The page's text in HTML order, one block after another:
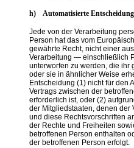
h) Automatisierte
Jede von der Verarbeitung
Person hat das vom
gewährte Recht, nicht einer
Verarbeitung — einschließlich
unterworfen zu werden, die ihr
oder sie in ähnlicher Weise
Entscheidung (1) nicht für den
Vertrags zwischen der
erforderlich ist, oder (2)
der Mitgliedstaaten, denen der
und diese Rechtsvorschriften
der Rechte und Freiheiten
betroffenen Person enthalten
der betroffenen Person erfolgt.